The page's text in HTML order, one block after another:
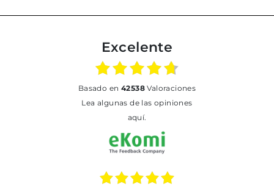
Excelente
basado en 42538Valoraciones
Lea algunas de las opiniones
aquí.